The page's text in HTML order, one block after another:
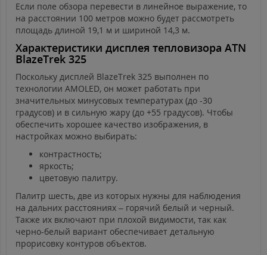
Если поле обзора перевести в линейное выражение, то
на расстоянии 100 метров можно будет рассмотреть
площадь длиной 19,1 м и шириной 14,3 м.
Характеристики дисплея тепловизора ATN
BlazeTrek 325
Поскольку дисплей BlazeTrek 325 выполнен по
технологии AMOLED, он может работать при
значительных минусовых температурах (до -30
градусов) и в сильную жару (до +55 градусов). Чтобы
обеспечить хорошее качество изображения, в
настройках можно выбирать:
контрастность;
яркость;
цветовую палитру.
Палитр шесть, две из которых нужны для наблюдения
на дальних расстояниях – горячий белый и черный.
Также их включают при плохой видимости, так как
черно-белый вариант обеспечивает детальную
прорисовку контуров объектов.